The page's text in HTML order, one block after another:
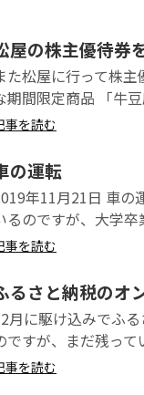
屋の株主優待券
た松屋に行って株
期間限定商品 「牛
事を読む
の運転
年11月21日 車の
るのですが、大学
事を読む
るさと納税のオ
月に駆け込みでふ
ですが、まだ残っ
事を読む